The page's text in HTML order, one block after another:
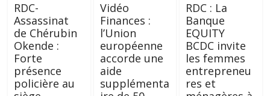
RDC-
Assassinat
de Chérubin
Okende :
Forte
présence
policière au
Vidéo
Finances :
l’Union
européenne
accorde une
aide
supplémenta
‎RDC : La
Banque
EQUITY
BCDC invite
les femmes
entrepreneu
res et